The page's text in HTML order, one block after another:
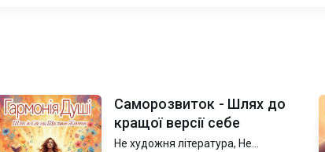
Саморозвиток - Шлях до
кращої версії себе
Не художня література, Не